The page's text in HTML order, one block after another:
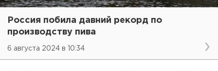
Россия побила давний рекорд по
производству пива
6 августа 2024 в 10:34